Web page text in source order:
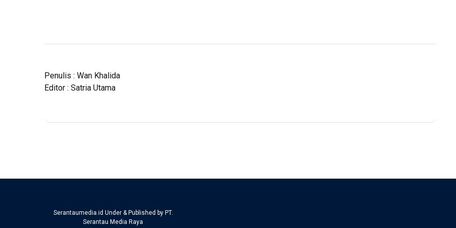
Penulis : Wan Khalida
Editor : Satria Utama
Serantaumedia.id Under & Published by PT.
Serantau Media Raya